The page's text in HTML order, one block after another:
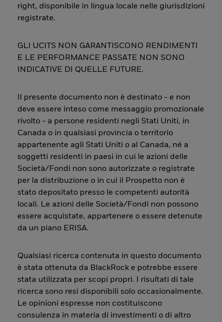
right, disponibile in lingua locale nelle giurisdizioni
registrate.
GLI UCITS NON GARANTISCONO RENDIMENTI
E LE PERFORMANCE PASSATE NON SONO
INDICATIVE DI QUELLE FUTURE.
Il presente documento non è destinato - e non
deve essere inteso come messaggio promozionale
rivolto - a persone residenti negli Stati Uniti, in
Canada o in qualsiasi provincia o territorio
appartenente agli Stati Uniti o al Canada, né a
soggetti residenti in paesi in cui le azioni delle
Società/Fondi non sono autorizzate o registrate
per la distribuzione o in cui il Prospetto non è
stato depositato presso le competenti autorità
locali. Le azioni delle Società/Fondi non possono
essere acquistate, appartenere o essere detenute
da un piano ERISA.
Qualsiasi ricerca contenuta in questo documento
è stata ottenuta da BlackRock e potrebbe essere
stata utilizzata per scopi propri. I risultati di tale
ricerca sono resi disponibili solo occasionalmente.
Le opinioni espresse non costituiscono
consulenza in materia di investimenti o di altro